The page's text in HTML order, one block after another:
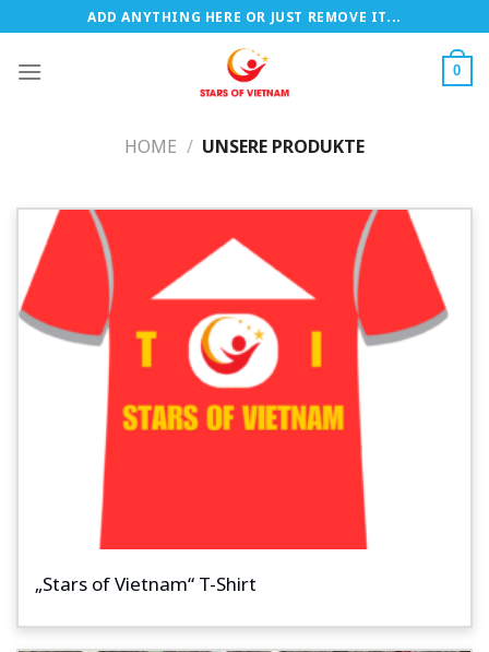
Inhalt
springen
ADD ANYTHING HERE OR JUST REMOVE IT...
0
HOME / UNSERE PRODUKTE
„Stars of Vietnam“ T-Shirt